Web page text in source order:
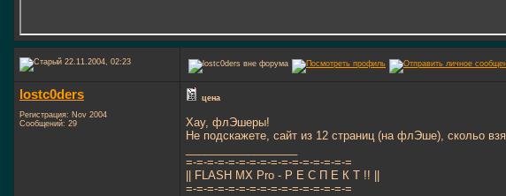
22.11.2004, 02:23
lostc0ders
Регистрация: Nov 2004
Сообщений: 29
цена
Хау, флЭшеры!
Не подскажете, сайт из 12 страниц (на флЭше), скольо
=-=-=-=-=-=-=-=-=-=-=-=-=-=-=-=
|| FLASH MX Pro - Р Е С П Е К Т !! ||
=-=-=-=-=-=-=-=-=-=-=-=-=-=-=-=